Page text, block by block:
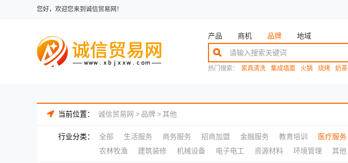
您好，欢迎您来到诚信贸易网！
产品 商机 品牌 地域
热门搜索： 家具清洗 集成墙面 火锅 烧烤 奶茶
当前位置： 诚信贸易网 > 品牌>其他
行业分类： 全部 生活服务 商务服务 招商加盟 金融服务 教育培训 医疗服务
农林牧渔
建筑装修 机械设备 电子电工 资源材料 环境管理 其他